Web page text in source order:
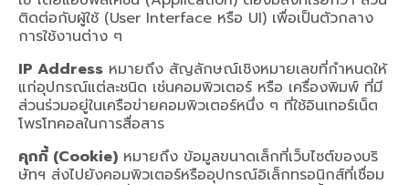
ติดต่อกับผู้ใช้ (User Interface หรือ UI) เพื่อเป็นตัวกลาง
การใช้งานต่าง ๆ
IP Address หมายถึง สัญลักษณ์เชิงหมายเลขที่กำหนดให้
แก่อุปกรณ์แต่ละชนิด เช่นคอมพิวเตอร์ หรือ เครื่องพิมพ์ ที่มี
ส่วนร่วมอยู่ในเครือข่ายคอมพิวเตอร์หนึ่ง ๆ ที่ใช้อินเทอร์เน็ต
โพรโทคอลในการสื่อสาร
คุกกี้ (Cookie) หมายถึง ข้อมูลขนาดเล็กที่เว็บไซต์ของบริ
ษัทฯ ส่งไปยังคอมพิวเตอร์หรืออุปกรณ์อิเล็กทรอนิกส์ที่เชื่อม